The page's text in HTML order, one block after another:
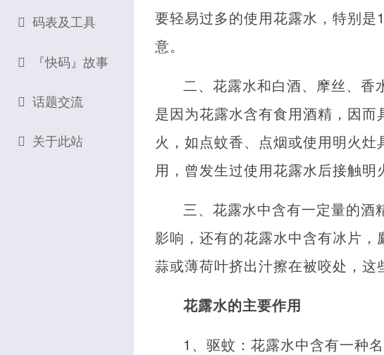
要轻易过多的使用花露水，特别
意。
二、花露水和白酒、摩丝、香
是因为花露水含有食用酒精，因
火，如点蚊香、点烟或使用明火
用，曾发生过使用花露水后接触明
三、花露水中含有一定量的酒
影响，还有的花露水中含有冰片
蒜或薄荷叶挤出汁擦在被咬处，这
花露水的主要作用
1、驱蚊：花露水中含有一种
码表及工具
『快码』故事
话题交流
关于此站